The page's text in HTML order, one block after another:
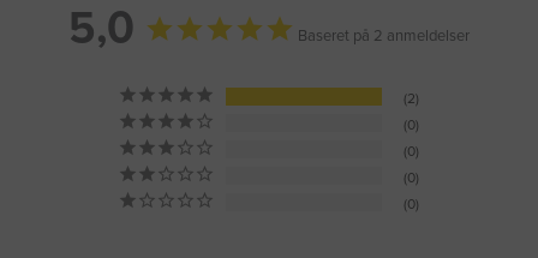
5,0 Baseret på 2 anmeldelser
2
0
0
0
0